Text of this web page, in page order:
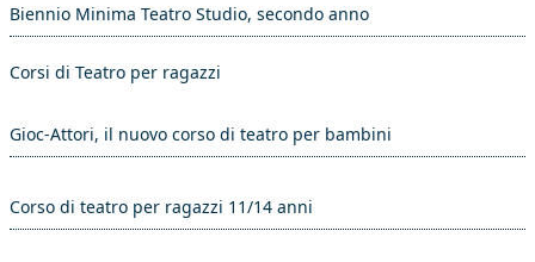
Biennio Minima Teatro Studio, secondo anno
Corsi di Teatro per ragazzi
Gioc-Attori, il nuovo corso di teatro per bambini
Corso di teatro per ragazzi 11/14 anni